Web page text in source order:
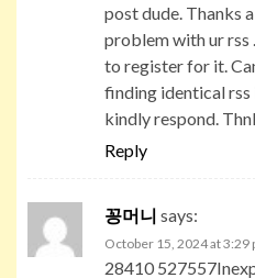
post dude. Thanks
problem with ur rss
to register for it.
finding identical rss
kindly respond.
Reply
꽁머니 says:
October 15, 2024 at 3:29
28410